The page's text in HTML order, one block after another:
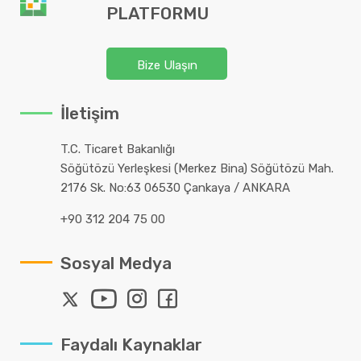
PLATFORMU
Bize Ulaşın
İletişim
T.C. Ticaret Bakanlığı
Söğütözü Yerleşkesi (Merkez Bina) Söğütözü Mah.
2176 Sk. No:63 06530 Çankaya / ANKARA
+90 312 204 75 00
Sosyal Medya
Faydalı Kaynaklar